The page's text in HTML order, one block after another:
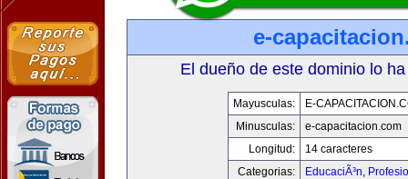
e-
El dueño de este dominio lo
Mayusculas:
E-
Minusculas:
e-capacitacion.com
Longitud:
14 caracteres
Categorias:
EducaciÃ³n,